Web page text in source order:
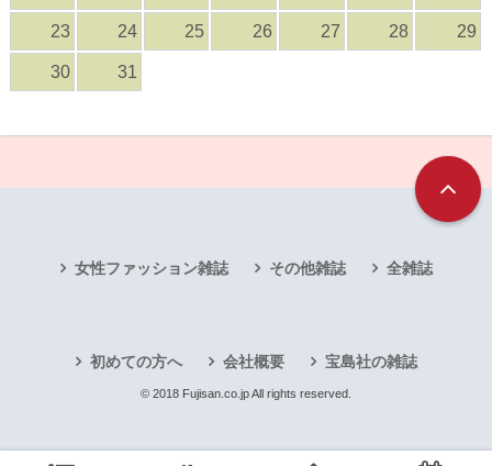
23 24 25 26 27 28 29
30 31
女性ファッション雑誌 その他雑誌 全雑誌
初めての方へ 会社概要 宝島社の雑誌
© 2018 Fujisan.co.jp All rights reserved.